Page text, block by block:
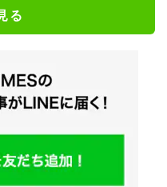
る